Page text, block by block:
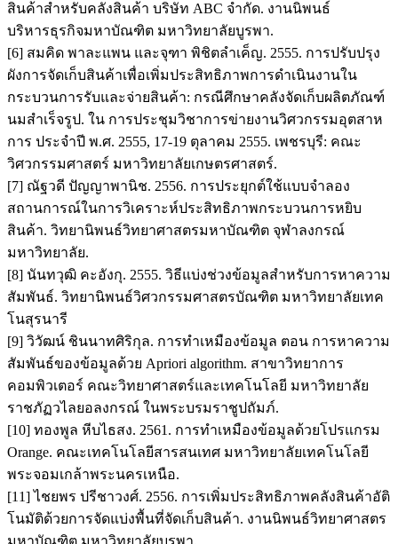
สินค้าสำหรับคลังสินค้า บริษัท ABC จำกัด. งานนิพนธ์
บริหารธุรกิจมหาบัณฑิต มหาวิทยาลัยบูรพา.
[6] สมคิด พาละแพน และจุฑา พิชิตลำเค็ญ. 2555. การปรับปรุง
ผังการจัดเก็บสินค้าเพื่อเพิ่มประสิทธิภาพการดำเนินงานใน
กระบวนการรับและจ่ายสินค้า: กรณีศึกษาคลังจัดเก็บผลิตภัณฑ์
นมสำเร็จรูป. ใน การประชุมวิชาการข่ายงานวิศวกรรมอุตสาห
การ ประจำปี พ.ศ. 2555, 17-19 ตุลาคม 2555. เพชรบุรี: คณะ
วิศวกรรมศาสตร์ มหาวิทยาลัยเกษตรศาสตร์.
[7] ณัฐวดี ปัญญาพานิช. 2556. การประยุกต์ใช้แบบจำลอง
สถานการณ์ในการวิเคราะห์ประสิทธิภาพกระบวนการหยิบ
สินค้า. วิทยานิพนธ์วิทยาศาสตรมหาบัณฑิต จุฬาลงกรณ์
มหาวิทยาลัย.
[8] นันทวุฒิ คะอังกุ. 2555. วิธีแบ่งช่วงข้อมูลสำหรับการหาความ
สัมพันธ์. วิทยานิพนธ์วิศวกรรมศาสตรบัณฑิต มหาวิทยาลัยเทค
โนสุรนารี
[9] วิวัฒน์ ชินนาทศิริกุล. การทำเหมืองข้อมูล ตอน การหาความ
สัมพันธ์ของข้อมูลด้วย Apriori algorithm. สาขาวิทยาการ
คอมพิวเตอร์ คณะวิทยาศาสตร์และเทคโนโลยี มหาวิทยาลัย
ราชภัฏวไลยอลงกรณ์ ในพระบรมราชูปถัมภ์.
[10] ทองพูล หีบไธสง. 2561. การทำเหมืองข้อมูลด้วยโปรแกรม
Orange. คณะเทคโนโลยีสารสนเทศ มหาวิทยาลัยเทคโนโลยี
พระจอมเกล้าพระนครเหนือ.
[11] ไชยพร ปรีชาวงศ์. 2556. การเพิ่มประสิทธิภาพคลังสินค้าอัติ
โนมัติด้วยการจัดแบ่งพื้นที่จัดเก็บสินค้า. งานนิพนธ์วิทยาศาสตร